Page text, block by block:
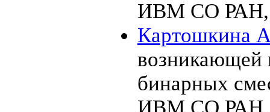
ИВМ СО
Картошкина
возникающей
бинарных
ИВМ СО